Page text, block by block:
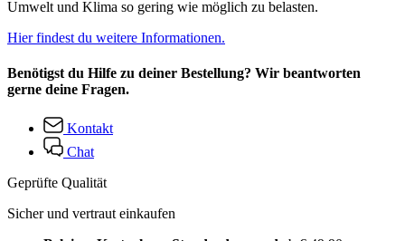
Umwelt und Klima so gering wie möglich zu belasten.
Hier findest du weitere Informationen.
Benötigst du Hilfe zu deiner Bestellung? Wir beantworten
gerne deine Fragen.
Kontakt
Chat
Geprüfte Qualität
Sicher und vertraut einkaufen